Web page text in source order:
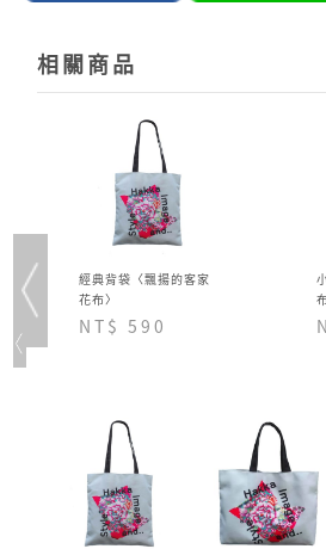
相關商品
經典背袋〈飄揚的客家
花布〉
NT$ 590